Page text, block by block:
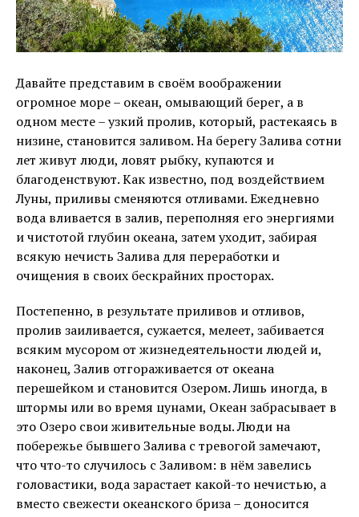
Давайте представим в своём воображении
огромное море – океан, омывающий берег, а в
одном месте – узкий пролив, который, растекаясь в
низине, становится заливом. На берегу Залива сотни
лет живут люди, ловят рыбку, купаются и
благоденствуют. Как известно, под воздействием
Луны, приливы сменяются отливами. Ежедневно
вода вливается в залив, переполняя его энергиями
и чистотой глубин океана, затем уходит, забирая
всякую нечисть Залива для переработки и
очищения в своих бескрайних просторах.
Постепенно, в результате приливов и отливов,
пролив заиливается, сужается, мелеет, забивается
всяким мусором от жизнедеятельности людей и,
наконец, Залив отгораживается от океана
перешейком и становится Озером. Лишь иногда, в
штормы или во время цунами, Океан забрасывает в
это Озеро свои живительные воды. Люди на
побережье бывшего Залива с тревогой замечают,
что что-то случилось с Заливом: в нём завелись
головастики, вода зарастает какой-то нечистью, а
вместо свежести океанского бриза – доносится